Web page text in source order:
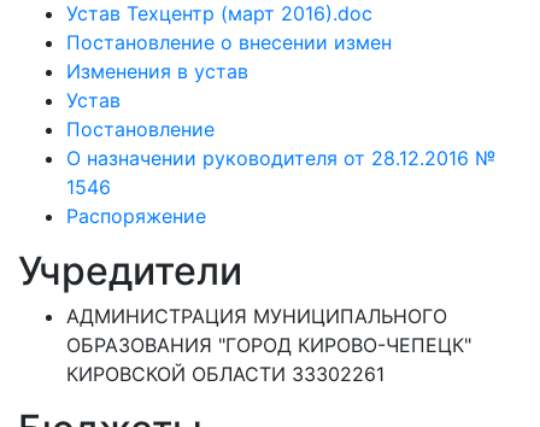
Устав Техцентр (март 2016).doc
Постановление о внесении измен
Изменения в устав
Устав
Постановление
О назначении руководителя от 28.12.2016 №
1546
Распоряжение
Учредители
АДМИНИСТРАЦИЯ МУНИЦИПАЛЬНОГО
ОБРАЗОВАНИЯ "ГОРОД КИРОВО-ЧЕПЕЦК"
КИРОВСКОЙ ОБЛАСТИ 33302261